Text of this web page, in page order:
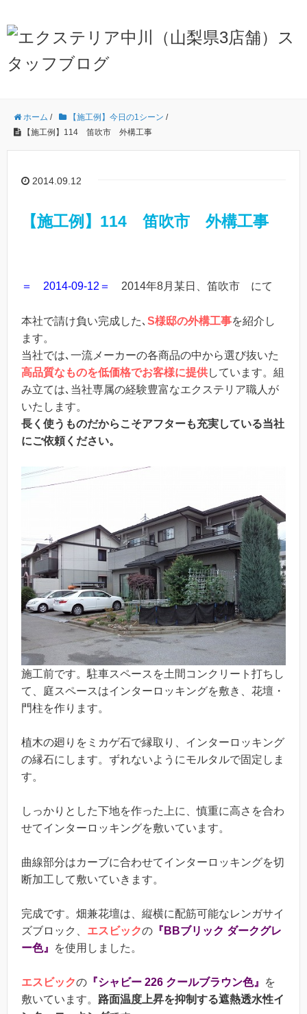
ホーム / 【施工例】今日の1シーン /
【施工例】114 笛吹市 外構工事
2014.09.12
【施工例】114 笛吹市 外構工事
＝ 2014-09-12＝ 2014年8月某日、笛吹市 にて
本社で請け負い完成した､ S様邸の外構工事を紹介し
ます。
当社では､一流メーカーの各商品の中から選び抜いた
高品質なものを低価格でお客様に提供しています。組
み立ては､当社専属の経験豊富なエクステリア職人が
いたします。
長く使うものだからこそアフターも充実している当社
にご依頼ください。
施工前です。駐車スペースを土間コンクリート打ちし
て、庭スペースはインターロッキングを敷き、花壇・
門柱を作ります。
植木の廻りをミカゲ石で縁取り、インターロッキング
の縁石にします。ずれないようにモルタルで固定しま
す。
しっかりとした下地を作った上に、慎重に高さを合わ
せてインターロッキングを敷いています。
曲線部分はカーブに合わせてインターロッキングを切
断加工して敷いていきます。
完成です。畑兼花壇は、縦横に配筋可能なレンガサイ
ズブロック、 エスビックの 『BBブリック ダークグレ
ー色』
を使用しました。
エスビックの 『シャビー 226 クールブラウン色』
を
敷いています。 路面温度上昇を抑制する遮熱透水性イ